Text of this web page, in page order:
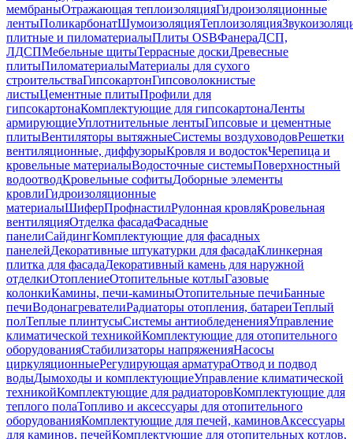
мембраныОтражающая теплоизоляцияГидроизоляционные
лентыПоликарбонатШумоизоляцияТеплоизоляция
плитные и пиломатериалыПлиты OSBФанераДСП,
ЛДСПМебельные щитыТеррасные доскиДревесные
плитыПиломатериалыМатериалы для сухого
строительстваГипсокартонГипсоволокнистые
листыЦементные плитыПрофили для
гипсокартонаКомплектующие для гипсокартонаЛенты
армирующиеУплотнительные лентыГипсовые и цементные
плитыВентиляторы вытяжныеСистемы воздуховодовРешетки
вентиляционные, диффузорыКровля и водостокЧерепица и
кровельные материалыВодосточные системыПоверхностный
водоотводКровельные софитыДоборные элементы
кровлиГидроизоляционные
материалыШиферПрофнастилРулонная кровляКровельная
вентиляцияОтделка фасадаФасадные
панелиСайдингКомплектующие для фасадных
панелейДекоративные штукатурки для фасадаКлинкерная
плитка для фасадаДекоративный камень для наружной
отделкиОтоплениеОтопительные котлыГазовые
колонкиКамины, печи-каминыОтопительные печиБанные
печиВодонагревателиРадиаторы отопления, батареиТеплый
полТеплые плинтусыСистемы антиобледененияУправление
климатической техникойКомплектующие для отопительного
оборудованияСтабилизаторы напряженияНасосы
циркуляционныеРегулирующая арматураОтвод и подвод
водыДымоходы и комплектующиеУправление климатической
техникойКомплектующие для радиаторовКомплектующие для
теплого полаТопливо и аксессуары для отопительного
оборудованияКомплектующие для печей, каминовАксессуары
для каминов, печейКомплектующие для отопительных котлов,